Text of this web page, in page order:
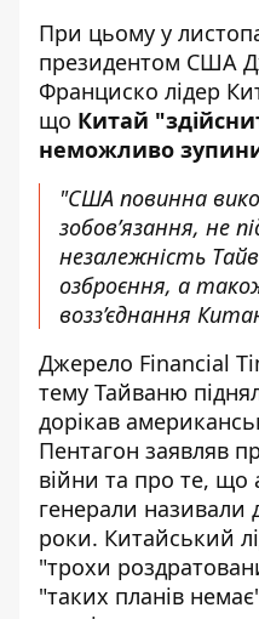
При цьому у
президентом США
Франциско лідер
що Китай
неможливо
"США повинна
зобов’язання, не
незалежність
озброєння, а
возз’єднання
Джерело Financial
тему Тайваню
дорікав
Пентагон заявляв
війни та про те, що
генерали називали
роки. Китайський
"трохи
"таких планів немає